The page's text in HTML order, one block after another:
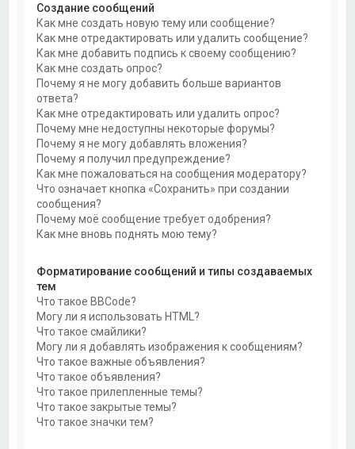
Создание сообщений
Как мне создать новую тему или сообщение?
Как мне отредактировать или удалить сообщение?
Как мне добавить подпись к своему сообщению?
Как мне создать опрос?
Почему я не могу добавить больше вариантов
ответа?
Как мне отредактировать или удалить опрос?
Почему мне недоступны некоторые форумы?
Почему я не могу добавлять вложения?
Почему я получил предупреждение?
Как мне пожаловаться на сообщения модератору?
Что означает кнопка «Сохранить» при создании
сообщения?
Почему моё сообщение требует одобрения?
Как мне вновь поднять мою тему?
Форматирование сообщений и типы создаваемых
тем
Что такое BBCode?
Могу ли я использовать HTML?
Что такое смайлики?
Могу ли я добавлять изображения к сообщениям?
Что такое важные объявления?
Что такое объявления?
Что такое прилепленные темы?
Что такое закрытые темы?
Что такое значки тем?